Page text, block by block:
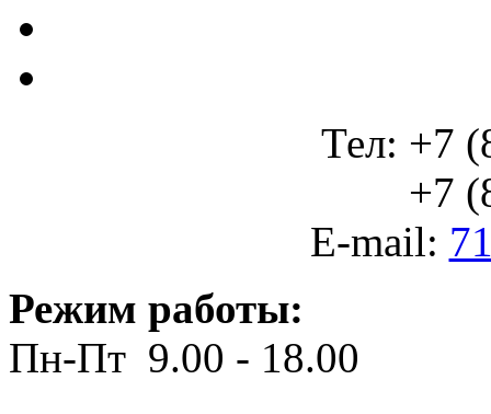
Тел: +7
+7
E-mail:
Режим работы:
Пн-Пт 9.00 - 18.00